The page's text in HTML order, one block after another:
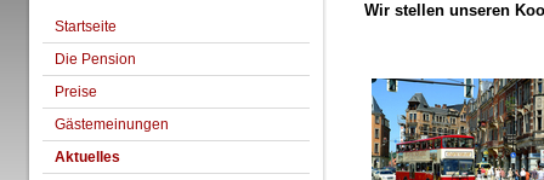
Startseite
Die Pension
Preise
Gästemeinungen
Aktuelles
Wir stellen unseren